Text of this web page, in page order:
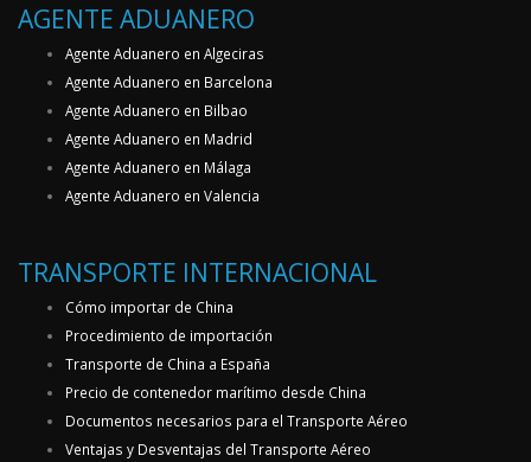
AGENTE ADUANERO
Agente Aduanero en Algeciras
Agente Aduanero en Barcelona
Agente Aduanero en Bilbao
Agente Aduanero en Madrid
Agente Aduanero en Málaga
Agente Aduanero en Valencia
TRANSPORTE INTERNACIONAL
Cómo importar de China
Procedimiento de importación
Transporte de China a España
Precio de contenedor marítimo desde China
Documentos necesarios para el Transporte Aéreo
Ventajas y Desventajas del Transporte Aéreo